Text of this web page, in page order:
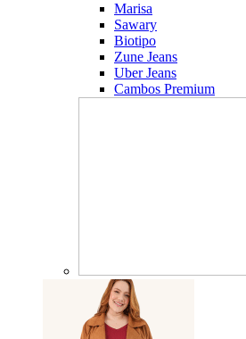
Marisa
Sawary
Biotipo
Zune Jeans
Uber Jeans
Cambos Premium